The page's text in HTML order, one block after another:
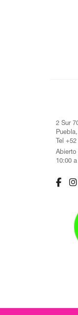
2 Sur
Tel
Abierto
10:00